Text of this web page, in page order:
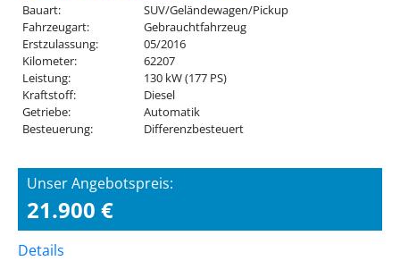
Bauart:
SUV/Geländewagen/Pickup
Fahrzeugart:
Gebrauchtfahrzeug
Erstzulassung:
05/2016
Kilometer:
62207
Leistung:
130 kW (177 PS)
Kraftstoff:
Diesel
Getriebe:
Automatik
Besteuerung:
Differenzbesteuert
Unser Angebotspreis:
21.900 €
Details